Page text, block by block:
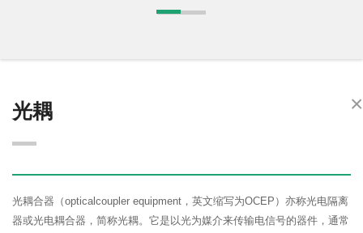
×
光耦
光耦合器（opticalcoupler equipment，英文缩写为OCEP）亦称光电隔离
器或光电耦合器，简称光耦。它是以光为媒介来传输电信号的器件，通常